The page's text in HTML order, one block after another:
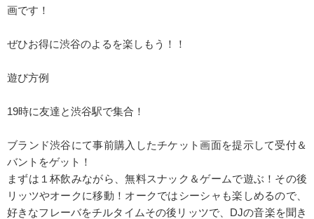
画です！
ぜひお得に渋谷のよるを楽しもう！！
遊び方例
19時に友達と渋谷駅で集合！
ブランド渋谷にて事前購入したチケット画面を提示して受付＆
バントをゲット！
まずは１杯飲みながら、無料スナック＆ゲームで遊ぶ！その後
リッツやオークに移動！オークではシーシャも楽しめるので、
好きなフレーバをチルタイムその後リッツで、DJの音楽を聞き